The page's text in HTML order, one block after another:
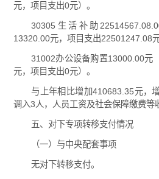
元，项目支出0元）。
30305生活补助
13320.00元，项目支出22501247.08元
31002办公设备购置13000.00元
元，项目支出0元）。
与上年相比增加410683.35元，
调入3人，人员工资及社会保障缴费等
五、对下专项转移支付情况
（一）与中央配套事项
无对下转移支付。